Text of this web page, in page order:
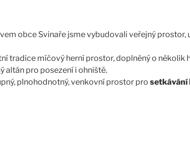
obce Svinaře jsme vybudovali veřejný prostor,
tradice míčový herní prostor, doplněný o několik
altán pro posezení i ohniště.
plnohodnotný, venkovní prostor pro setkávání